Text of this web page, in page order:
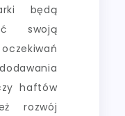
będą
swoją
haftów
rozwój